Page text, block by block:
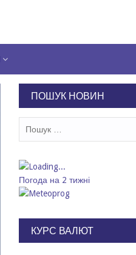
ПОШУК НОВИН
Погода на 2 тижні
КУРС ВАЛЮТ